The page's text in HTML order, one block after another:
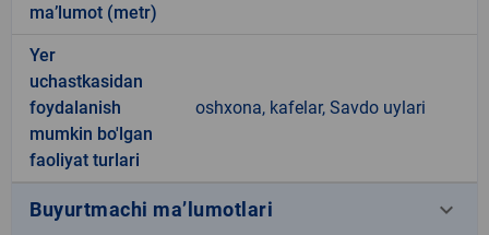
ma’lumot (metr)
Yer
uchastkasidan
foydalanish
mumkin bo'lgan
faoliyat turlari
oshxona, kafelar, Savdo uylari
Buyurtmachi ma’lumotlari keyboard_arrow_down